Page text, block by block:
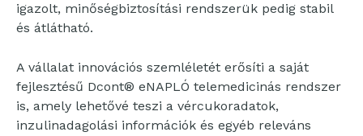
igazolt, minőségbiztosítási rendszerük pedig stabil
és átlátható.
A vállalat innovációs szemléletét erősíti a saját
fejlesztésű Dcont® eNAPLÓ telemedicinás rendszer
is, amely lehetővé teszi a vércukoradatok,
inzulinadagolási információk és egyéb releváns